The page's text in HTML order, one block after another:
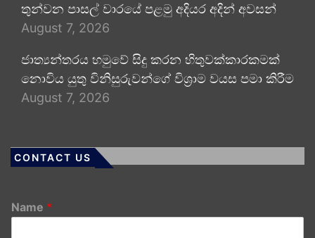
තුන්වන පාසල් වාරයේ පළමු අදියර අදින් අවසන්
August 7, 2026
ජාත්‍යන්තරය හමුවේ සිදු කරන හිතුවක්කාරකමක්
නොවිය යුතු විනිසුරුවන්ගේ විශ්‍රාම වයස පමා කිරීම
August 7, 2026
CONTACT US
Name *